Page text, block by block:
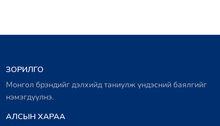
ЗОРИЛГО
Монгол брэндийг дэлхийд таниулж үндэсний баялгийг
нэмэгдүүлнэ.
АЛСЫН ХАРАА